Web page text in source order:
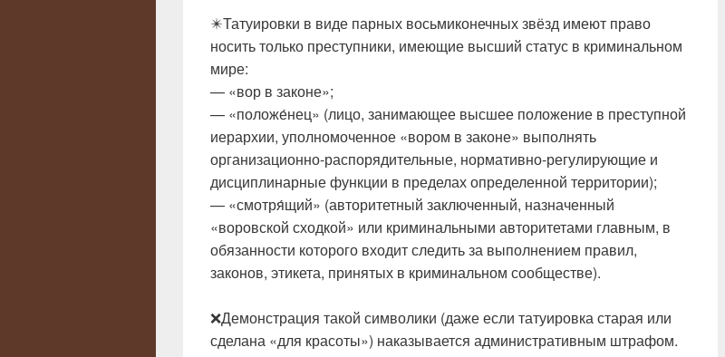
✴️Татуировки в виде парных восьмиконечных звёзд имеют право
носить только преступники, имеющие высший статус в криминальном
мире:
— «вор в законе»;
— «положе́нец» (лицо, занимающее высшее положение в преступной
иерархии, уполномоченное «вором в законе» выполнять
организационно-распорядительные, нормативно-регулирующие и
дисциплинарные функции в пределах определенной территории);
— «смотря́щий» (авторитетный заключенный, назначенный
«воровской сходкой» или криминальными авторитетами главным, в
обязанности которого входит следить за выполнением правил,
законов, этикета, принятых в криминальном сообществе).
❌Демонстрация такой символики (даже если татуировка старая или
сделана «для красоты») наказывается административным штрафом.